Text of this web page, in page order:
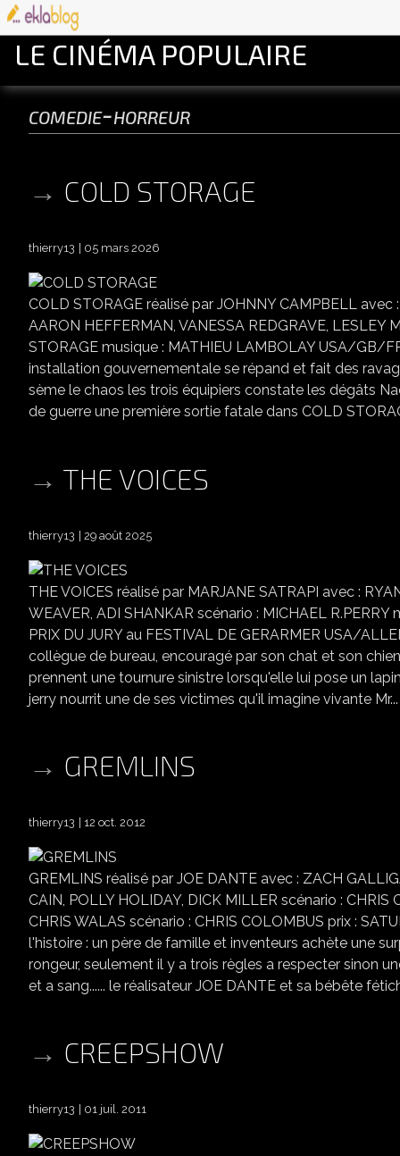
LE CINÉMA POPULAIRE
comedie-horreur
COLD STORAGE
thierry13 05 mars 2026
COLD STORAGE réalisé par JOHNNY CAMPBELL avec
AARON HEFFERMAN, VANESSA REDGRAVE,
STORAGE musique : MATHIEU LAMBOLAY USA/GB/
installation gouvernementale se répand et fait des
sème le chaos les trois équipiers constate les dégâts
de guerre une première sortie fatale dans COLD
THE VOICES
thierry13 29 août 2025
THE VOICES réalisé par MARJANE SATRAPI avec :
WEAVER, ADI SHANKAR scénario : MICHAEL
PRIX DU JURY au FESTIVAL DE GERARMER USA/
collègue de bureau, encouragé par son chat et son
prennent une tournure sinistre lorsqu'elle lui pose un
jerry nourrit une de ses victimes qu'il imagine vivante Mr...
GREMLINS
thierry13 12 oct. 2012
GREMLINS réalisé par JOE DANTE avec : ZACH
CAIN, POLLY HOLIDAY, DICK MILLER scénario :
CHRIS WALAS scénario : CHRIS COLOMBUS prix :
l'histoire : un père de famille et inventeurs achète une
rongeur, seulement il y a trois règles a respecter sinon
et a sang...... le réalisateur JOE DANTE et sa bébête
CREEPSHOW
thierry13 01 juil. 2011